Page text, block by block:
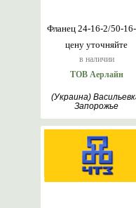
цену уточняйте
в наличии
Фланец 24-16-2/50-
ТОВ Аерлайн
(Украина)
Запорожье